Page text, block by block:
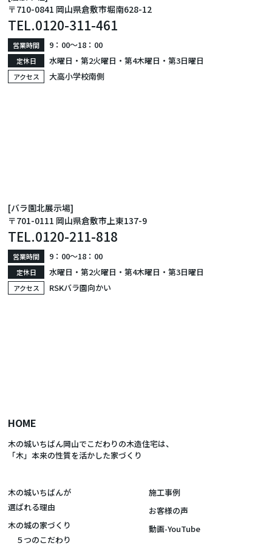
〒710-0841 岡山県倉敷市堀南628-12
TEL.0120-311-461
営業時間 9：00〜18：00
定休日 水曜日・第2火曜日・第4木曜日・第3日曜日
アクセス 大高小学校南側
[バラ園北展示場]
〒701-0111 岡山県倉敷市上東137-9
TEL.0120-211-818
営業時間 9：00〜18：00
定休日 水曜日・第2火曜日・第4木曜日・第3日曜日
アクセス RSKバラ園向かい
HOME
木の城いちばん岡山でこだわりの木造住宅は、
「木」本来の性質を活かした家づくり
木の城いちばんが
選ばれる理由
木の城の家づくり
５つのこだわり
施工事例
お客様の声
動画-YouTube